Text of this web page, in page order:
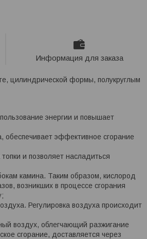
Информация для заказа
цилиндрической формы, полукруглым
энергии и повышает
эффективное сгорание
и позволяет насладиться
камина. Таким образом, кислород
возникших в процессе сгорания
Регулировка воздуха происходит
воздух, облегчающий разжигание
сгорание, доставляется через